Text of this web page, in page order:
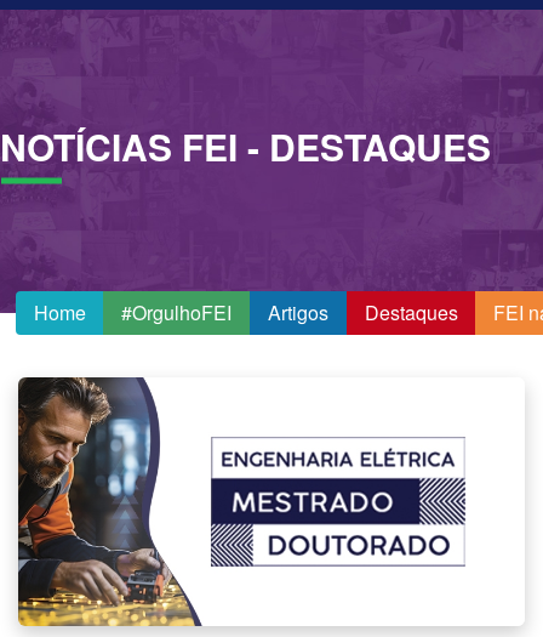
NOTÍCIAS FEI - DESTAQUES
Home #OrgulhoFEI Artigos Destaques FEI